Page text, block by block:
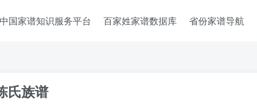
中国家谱知识服务平台 百家姓家谱数据库 省份家谱导航
氏族谱